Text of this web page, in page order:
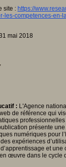
site : https://
les-competences-en-
mai 2018
,
: L'Agence
de référence qui
présente
numériques pour
expériences
et
œuvre dans le cycle